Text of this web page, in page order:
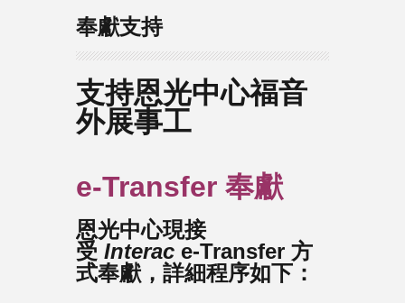
奉獻支持
支持恩光中心福音
外展事工
e-Transfer 奉獻
恩光中心現接
受 Interac e-Transfer 方
式奉獻，詳細程序如下：